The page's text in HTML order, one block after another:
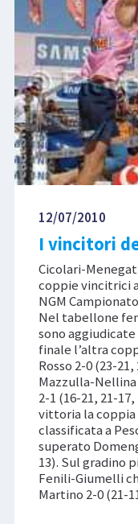
12/07/2010
I vincitori
Cicolari-
coppie vincitrici
NGM
Nel tabellone
sono
finale l’altra
Rosso 2-0 (23-
Mazzulla-
2-1 (16-21, 21-
vittoria la coppia
classificata a
superato
13). Sul gradino
Fenili-Giumelli
Martino 2-0 (21-